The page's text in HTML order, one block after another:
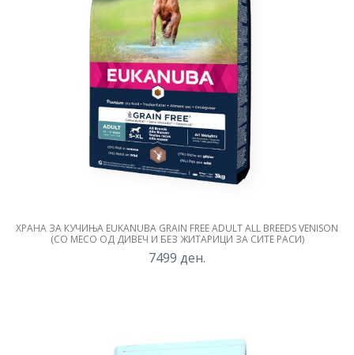
ХРАНА ЗА КУЧИЊА EUKANUBA GRAIN FREE ADULT ALL BREEDS VENISON
(СО МЕСО ОД ДИВЕЧ И БЕЗ ЖИТАРИЦИ ЗА СИТЕ РАСИ)
7499 ден.